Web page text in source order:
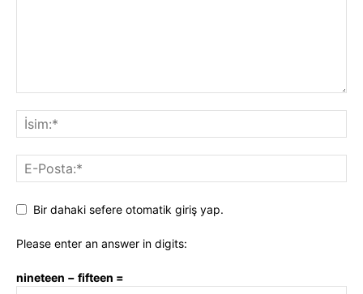
Bir dahaki sefere otomatik giriş yap.
Please enter an answer in digits:
nineteen − fifteen =